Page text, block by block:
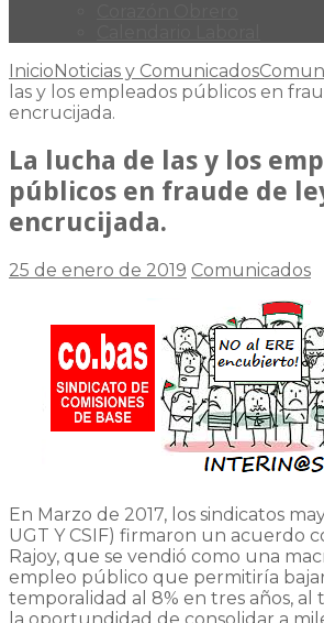
InicioNoticias y Comunicados
las y los empleados públicos en
encrucijada.
La lucha de las y los
públicos en fraude de
encrucijada.
25 de enero de 2019 Comunicados
En Marzo de 2017, los sindicatos
UGT Y CSIF) firmaron un acuerdo
Rajoy, que se vendió como una
empleo público que permitiría
temporalidad al 8% en tres años, al